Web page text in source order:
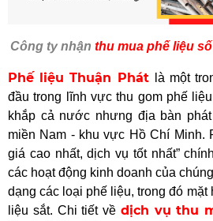
Công ty nhận thu mua phế liệu
Phế liệu Thuận Phát
là một
đầu trong lĩnh vực thu gom phế
khắp cả nước nhưng địa bàn
miền Nam - khu vực Hồ Chí Minh.
giá cao nhất, dịch vụ tốt nhất”
các hoạt động kinh doanh của
dạng các loại phế liệu, trong đó mặt
liệu sắt. Chi tiết về dịch vụ thu